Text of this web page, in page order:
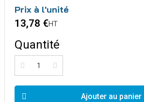
Prix à l'unité
13,78 €HT
Quantité
Ajouter au panier